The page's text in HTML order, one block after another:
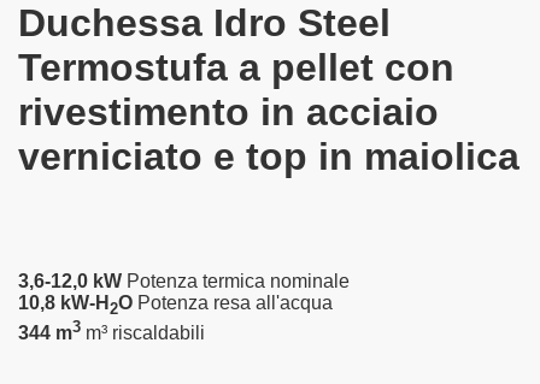
Duchessa Idro Steel
Termostufa a pellet con
rivestimento in acciaio
verniciato e top in maiolica
3,6-12,0 kW Potenza termica nominale
10,8 kW-H 2O Potenza resa all'acqua
344 m3 m³ riscaldabili